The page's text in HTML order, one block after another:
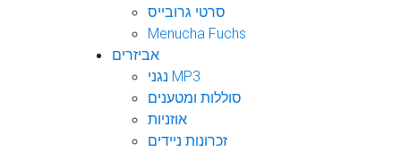
סרטי גרובייס
Menucha Fuchs
אביזרים
נגני MP3
סוללות ומטענים
אוזניות
זכרונות ניידים